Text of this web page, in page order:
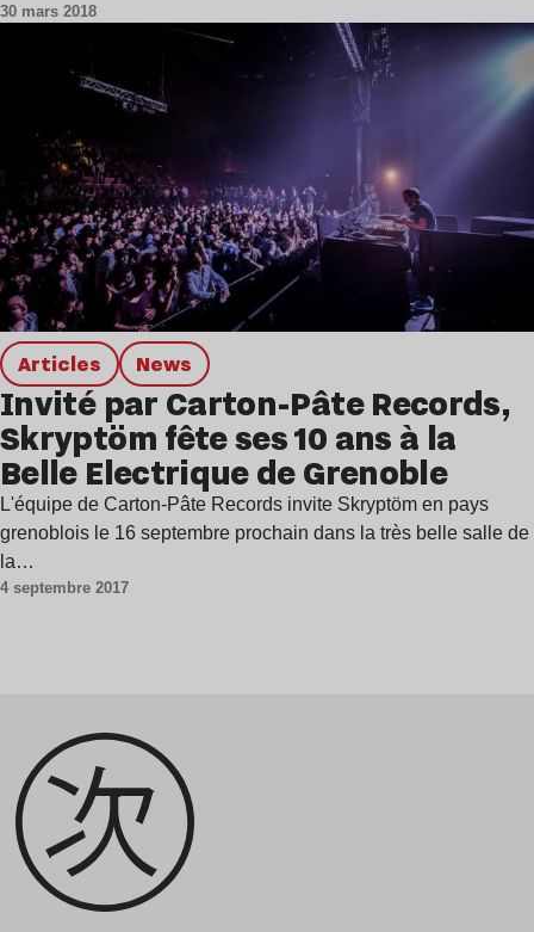
30 mars 2018
Articles news
Invité par Carton-Pâte Records,
Skryptöm fête ses 10 ans à la
Belle Electrique de Grenoble
L'équipe de Carton-Pâte Records invite Skryptöm en pays
grenoblois le 16 septembre prochain dans la très belle salle de
la…
4 septembre 2017